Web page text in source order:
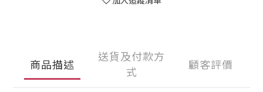
商品描述
送貨及付款方
式
顧客評價